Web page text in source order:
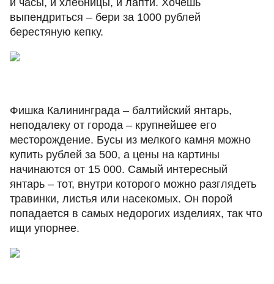
и часы, и хлебницы, и лапти. Хочешь
выпендриться ‒ бери за 1000 рублей
берестяную кепку.
Фишка Калининграда – балтийский янтарь,
неподалеку от города ‒ крупнейшее его
месторождение. Бусы из мелкого камня можно
купить рублей за 500, а цены на картины
начинаются от 15 000. Самый интересный
янтарь – тот, внутри которого можно разглядеть
травинки, листья или насекомых. Он порой
попадается в самых недорогих изделиях, так что
ищи упорнее.